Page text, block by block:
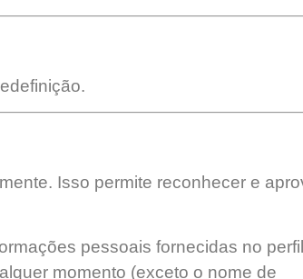
Isso permite reconhecer e
pessoais fornecidas no
momento (exceto o nome de